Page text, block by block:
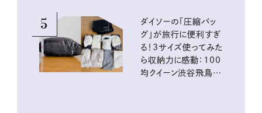
5
ダイソーの「圧縮バッ
グ」が旅行に便利すぎ
る！3サイズ使ってみた
ら収納力に感動：100
均クイーン渋谷飛鳥の